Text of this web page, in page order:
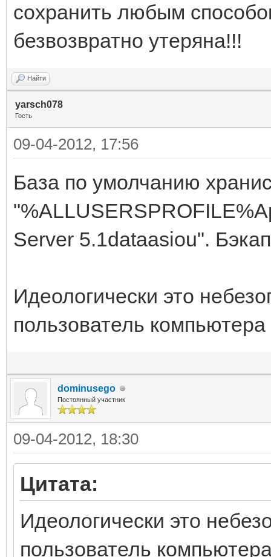
сохранить любым
безвозвратно утеряна!!!
Найти
yarsch078
Гость
09-04-2012, 17:56
База по умолчанию
Server 5.1dataasiou".
Идеологически это
пользователь
dominusego
Постоянный участник
09-04-2012, 18:30
Цитата:
Идеологически это
пользователь